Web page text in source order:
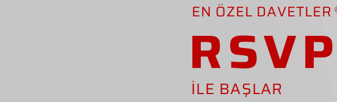
EN ÖZEL DAVETLER
RSVP
İLE BAŞLAR